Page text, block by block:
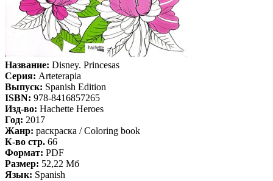
Название: Disney. Princesas
Серия: Arteterapia
Выпуск: Spanish Edition
ISBN: 978-8416857265
Изд-во: Hachette Heroes
Год: 2017
Жанр: раскраска / Coloring book
К-во стр. 66
Формат: PDF
Размер: 52,22 Мб
Язык: Spanish